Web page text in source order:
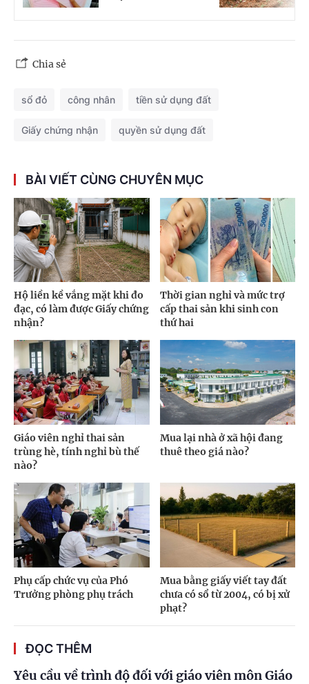
Chia sẻ
sổ đỏ công nhân tiền sử dụng đất
Giấy chứng nhận quyền sử dụng đất
BÀI VIẾT CÙNG CHUYÊN MỤC
Hộ liền kề vắng mặt khi đo
đạc, có làm được Giấy chứng
nhận?
Thời gian nghỉ và mức trợ
cấp thai sản khi sinh con
thứ hai
Giáo viên nghỉ thai sản
trùng hè, tính nghỉ bù thế
nào?
Mua lại nhà ở xã hội đang
thuê theo giá nào?
Phụ cấp chức vụ của Phó
Trưởng phòng phụ trách
Mua bằng giấy viết tay đất
chưa có sổ từ 2004, có bị xử
phạt?
ĐỌC THÊM
Yêu cầu về trình độ đối với giáo viên môn Giáo